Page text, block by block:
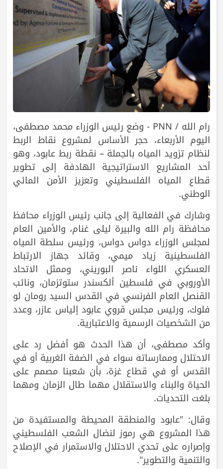
رام الله / PNN - وضع رئيس الوزراء محمد مصطفى،
اليوم الأربعاء، حجر الأساس لمشروع نقاط الربط
لنظام تزويد المياه بالجملة – نقطة ربط عابود، وهو
أحد المشاريع الاستراتيجية الهادفة إلى تطوير
قطاع المياه الفلسطيني وتعزيز الأمن المائي
الوطني.
وشارك في الفعالية إلى جانب رئيس الوزراء محافظ
محافظة رام الله والبيرة ليلى غنام، والأمين العام
لمجلس الوزراء دواس دواس، ورئيس سلطة المياه
الفلسطينية زياد ميمي، وقائد جهاز الارتباط
العسكري اللواء ناصر البوريني، وممثل الاتحاد
الأوروبي في فلسطين ألكسندر ستوتزمان، ونائب
القنصل العام الفرنسي في القدس السيد رومان لو
فلوك، ورئيس مجلس قروي عابود إلياس عازر، وعدد
من الشخصيات الرسمية والاعتبارية.
وأكد مصطفى، أن هذا الحدث هو أفضل رد على
الاحتلال وممارساته سواء في الضفة الغربية أو في
القدس أو في قطاع غزة، بأن شعبنا مصمم على
الحياة والبناء والاستقلال مهما طال الزمان ومهما
بلغت التحديات.
وقال: "عابود والمنطقة المحيطة والمستفيدة من
هذا المشروع هي رموز لنضال الشعب الفلسطيني
وإصراره على تحدي الاحتلال والاستمرار في الإصلاح
والتنمية والتطوير".